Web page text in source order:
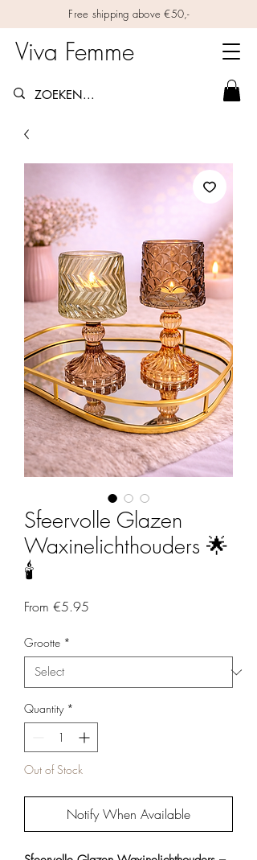
Free shipping above €50,-
Viva Femme
Sfeervolle Glazen
Waxinelichthouders 🌟​
🕯️
From €5.95
Grootte *
Quantity *
Out of Stock
Notify When Available